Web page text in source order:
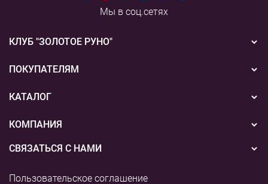
Мы в соц.сетях
КЛУБ "ЗОЛОТОЕ РУНО"
Новости
Акции
ПОКУПАТЕЛЯМ
Бонусная система
Подарочные сертификаты
Способы оплаты
КАТАЛОГ
Вышивка
Пряжа
КОМПАНИЯ
О нас
Наши магазины
СВЯЗАТЬСЯ С НАМИ
Пользовательское соглашение